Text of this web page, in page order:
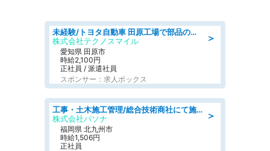
＞
未経験/トヨタ自動車 田原工場で部品の運搬作業/tutumi
株式会社テクノスマイル
愛知県 田原市
時給2,100円
正社員 / 派遣社員
スポンサー：求人ボックス
＞
工事・土木施工管理/総合技術商社にて施工管理のお仕事/即日勤務可/車通勤可/工事・土木施工管理/生産・品質管理
株式会社パソナ
福岡県 北九州市
時給1,506円
正社員